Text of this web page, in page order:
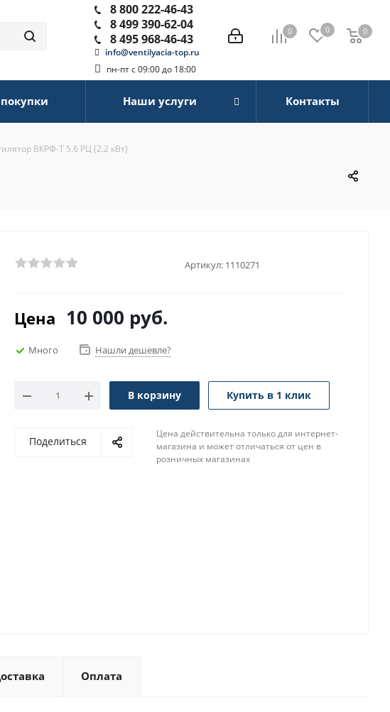
0 0 0
0
8 800 222-46-43
8 499 390-62-04
8 495 968-46-43
info@ventilyacia-top.ru
пн-пт с 09:00 до 18:00
Наши услуги Контакты
ВКРФ-Т 5.6 РЦ (2.2 кВт)
Артикул: 1110271
Цена 10 000 руб.
Много Нашли дешевле?
В корзину Купить в 1 клик
Поделиться
Цена действительна только для интернет-
магазина и может отличаться от цен в
розничных магазинах
Оплата